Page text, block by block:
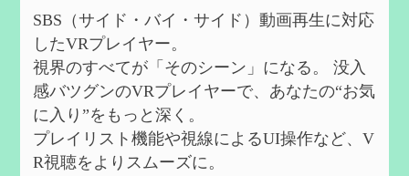
SBS（サイド・バイ・サイド）動画再生に対応
したVRプレイヤー。
視界のすべてが「そのシーン」になる。 没入
感バツグンのVRプレイヤーで、あなたの“お気
に入り”をもっと深く。
プレイリスト機能や視線によるUI操作など、V
R視聴をよりスムーズに。